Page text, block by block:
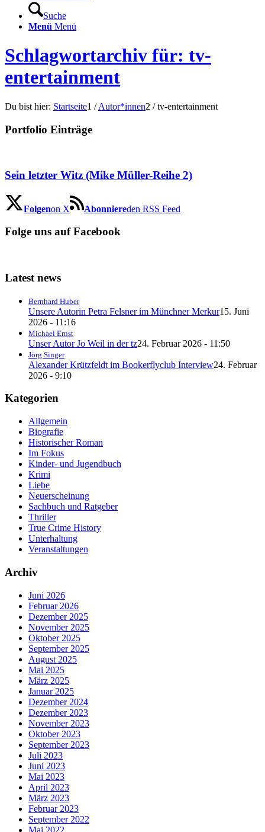
Suche
Menü Menü
Schlagwortarchiv für: tv-
entertainment
Du bist hier: Startseite1 / Autor*innen2 / tv-entertainment
Portfolio Einträge
Sein letzter Witz (Mike Müller-Reihe 2)
Folgenon X Abonniereden RSS Feed
Folge uns auf Facebook
Latest news
Bernhard Huber
Unsere Autorin Petra Felsner im Münchner Merkur15. Juni
2026 - 11:16
Michael Ernst
Unser Autor Jo Weil in der tz24. Februar 2026 - 11:50
Jörg Singer
Alexander Krützfeldt im Bookerflyclub Interview24. Februar
2026 - 9:10
Kategorien
Allgemein
Biografie
Historischer Roman
Im Fokus
Kinder- und Jugendbuch
Krimi
Liebe
Neuerscheinung
Sachbuch und Ratgeber
Thriller
True Crime History
Unterhaltung
Veranstaltungen
Archiv
Juni 2026
Februar 2026
Dezember 2025
November 2025
Oktober 2025
September 2025
August 2025
Mai 2025
März 2025
Januar 2025
Dezember 2024
Dezember 2023
November 2023
Oktober 2023
September 2023
Juli 2023
Juni 2023
Mai 2023
April 2023
März 2023
Februar 2023
September 2022
Mai 2022